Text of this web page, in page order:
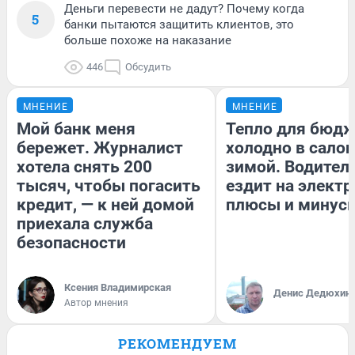
5
Деньги перевести не дадут? Почему когда
банки пытаются защитить клиентов, это
больше похоже на наказание
446 Обсудить
МНЕНИЕ
Мой банк меня
бережет. Журналист
хотела снять 200
тысяч, чтобы погасить
кредит, — к ней домой
приехала служба
безопасности
Ксения Владимирская
Автор мнения
МНЕНИЕ
Тепло для
холодно в
зимой.
ездит на
плюсы и
Денис Дедюхин
РЕКОМЕНДУЕМ